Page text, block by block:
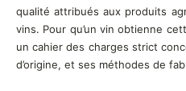
qualité attribués aux produits
vins. Pour qu’un vin obtienne
un cahier des charges strict
d’origine, et ses méthodes de